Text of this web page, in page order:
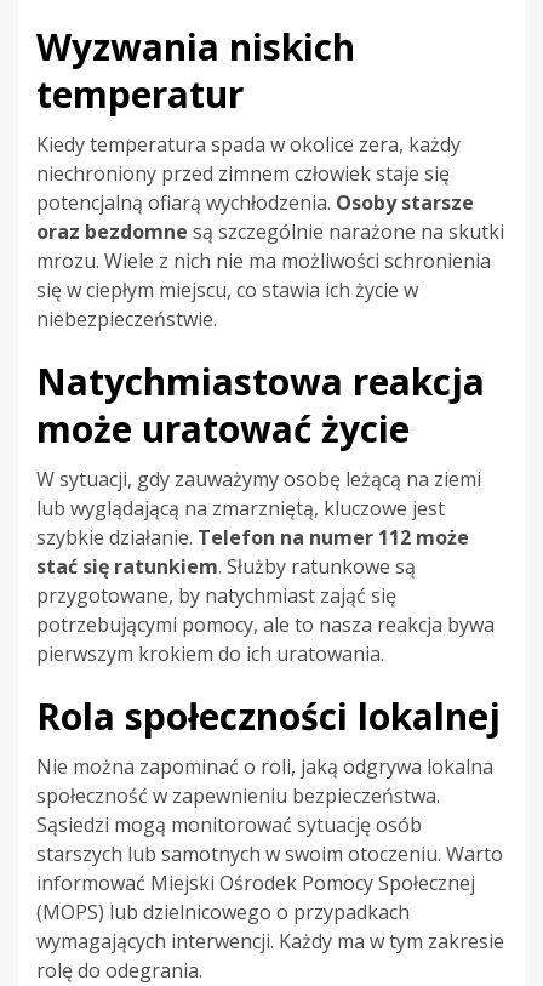
Wyzwania niskich
temperatur
Kiedy temperatura spada w okolice zera, każdy
niechroniony przed zimnem człowiek staje się
potencjalną ofiarą wychłodzenia. Osoby starsze
oraz bezdomne są szczególnie narażone na skutki
mrozu. Wiele z nich nie ma możliwości schronienia
się w ciepłym miejscu, co stawia ich życie w
niebezpieczeństwie.
Natychmiastowa reakcja
może uratować życie
W sytuacji, gdy zauważymy osobę leżącą na ziemi
lub wyglądającą na zmarzniętą, kluczowe jest
szybkie działanie. Telefon na numer 112 może
stać się ratunkiem. Służby ratunkowe są
przygotowane, by natychmiast zająć się
potrzebującymi pomocy, ale to nasza reakcja bywa
pierwszym krokiem do ich uratowania.
Rola społeczności lokalnej
Nie można zapominać o roli, jaką odgrywa lokalna
społeczność w zapewnieniu bezpieczeństwa.
Sąsiedzi mogą monitorować sytuację osób
starszych lub samotnych w swoim otoczeniu. Warto
informować Miejski Ośrodek Pomocy Społecznej
(MOPS) lub dzielnicowego o przypadkach
wymagających interwencji. Każdy ma w tym zakresie
rolę do odegrania.